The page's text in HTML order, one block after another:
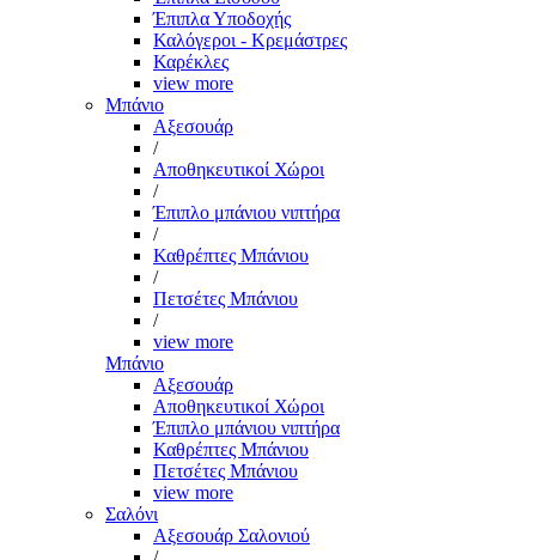
Έπιπλα Υποδοχής
Καλόγεροι - Κρεμάστρες
Καρέκλες
view more
Μπάνιο
Αξεσουάρ
/
Αποθηκευτικοί Χώροι
/
Έπιπλο μπάνιου νιπτήρα
/
Καθρέπτες Μπάνιου
/
Πετσέτες Μπάνιου
/
view more
Μπάνιο
Αξεσουάρ
Αποθηκευτικοί Χώροι
Έπιπλο μπάνιου νιπτήρα
Καθρέπτες Μπάνιου
Πετσέτες Μπάνιου
view more
Σαλόνι
Αξεσουάρ Σαλονιού